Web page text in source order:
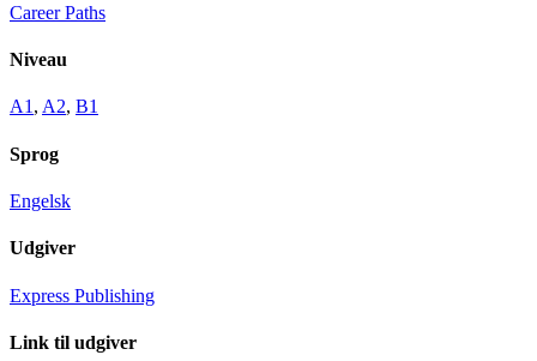
Career Paths
Niveau
A1, A2, B1
Sprog
Engelsk
Udgiver
Express Publishing
Link til udgiver